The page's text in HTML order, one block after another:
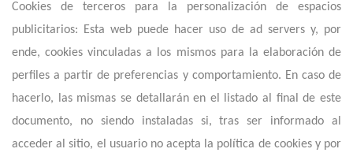
Cookies de terceros para la personalización de espacios
publicitarios: Esta web puede hacer uso de ad servers y, por
ende, cookies vinculadas a los mismos para la elaboración de
perfiles a partir de preferencias y comportamiento. En caso de
hacerlo, las mismas se detallarán en el listado al final de este
documento, no siendo instaladas si, tras ser informado al
acceder al sitio, el usuario no acepta la política de cookies y por